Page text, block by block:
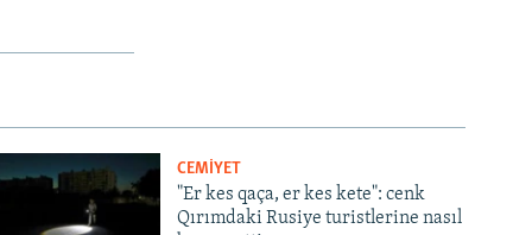
CEMİYET
"Er kes qaça, er kes kete": cenk
Qırımdaki Rusiye turistlerine nasıl